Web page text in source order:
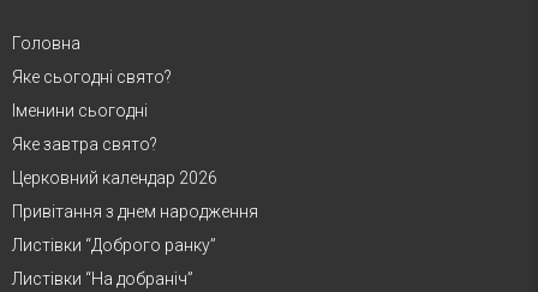
Головна
Яке сьогодні свято?
Іменини сьогодні
Яке завтра свято?
Церковний календар 2026
Привітання з днем народження
Листівки “Доброго ранку”
Листівки “На добраніч”